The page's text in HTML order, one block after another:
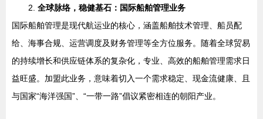
2. 全球脉络，稳健基石：国际船舶管理业务
国际船舶管理是现代航运业的核心，涵盖船舶技术管理、船员配
给、海事合规、运营调度及财务管理等全方位服务。随着全球贸易
的持续增长和供应链体系的复杂化，专业、高效的船舶管理需求日
益旺盛。加盟此业务，意味着切入一个需求稳定、现金流健康、且
与国家“海洋强国”、“一带一路”倡议紧密相连的朝阳产业。